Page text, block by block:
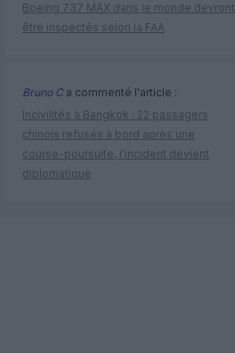
Boeing 737 MAX dans le monde devront
être inspectés selon la FAA
Bruno Ca commenté l'article :
Incivilités à Bangkok : 22 passagers
chinois refusés à bord après une
course-poursuite, l’incident devient
diplomatique